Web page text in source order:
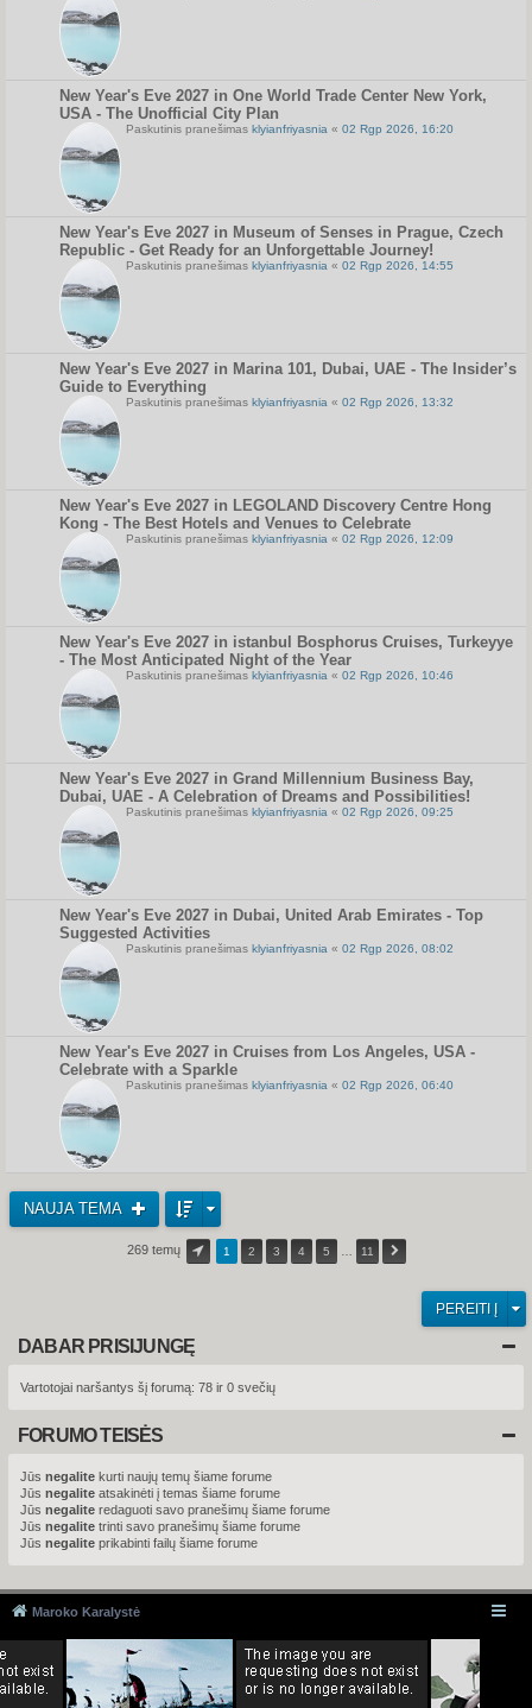
New Year's Eve 2027 in One World Trade Center New York,
USA - The Unofficial City Plan
Paskutinis pranešimas klyianfriyasnia « 02 Rgp 2026, 16:20
New Year's Eve 2027 in Museum of Senses in Prague, Czech
Republic - Get Ready for an Unforgettable Journey!
Paskutinis pranešimas klyianfriyasnia « 02 Rgp 2026, 14:55
New Year's Eve 2027 in Marina 101, Dubai, UAE - The Insider’s
Guide to Everything
Paskutinis pranešimas klyianfriyasnia « 02 Rgp 2026, 13:32
New Year's Eve 2027 in LEGOLAND Discovery Centre Hong
Kong - The Best Hotels and Venues to Celebrate
Paskutinis pranešimas klyianfriyasnia « 02 Rgp 2026, 12:09
New Year's Eve 2027 in istanbul Bosphorus Cruises, Turkeyye
- The Most Anticipated Night of the Year
Paskutinis pranešimas klyianfriyasnia « 02 Rgp 2026, 10:46
New Year's Eve 2027 in Grand Millennium Business Bay,
Dubai, UAE - A Celebration of Dreams and Possibilities!
Paskutinis pranešimas klyianfriyasnia « 02 Rgp 2026, 09:25
New Year's Eve 2027 in Dubai, United Arab Emirates - Top
Suggested Activities
Paskutinis pranešimas klyianfriyasnia « 02 Rgp 2026, 08:02
New Year's Eve 2027 in Cruises from Los Angeles, USA -
Celebrate with a Sparkle
Paskutinis pranešimas klyianfriyasnia « 02 Rgp 2026, 06:40
NAUJA TEMA
269 temų 1 2 3 4 5 11
PEREITI Į
DABAR PRISIJUNGĘ
Vartotojai naršantys šį forumą: 78 ir 0 svečių
FORUMO TEISĖS
Jūs negalite kurti naujų temų šiame forume
Jūs negalite atsakinėti į temas šiame forume
Jūs negalite redaguoti savo pranešimų šiame forume
Jūs negalite trinti savo pranešimų šiame forume
Jūs negalite prikabinti failų šiame forume
Maroko Karalystė